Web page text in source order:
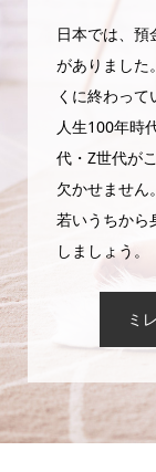
日本では、
がありました
くに終わって
人生100年時
代・Z世代が
欠かせません。
若いうちから
しましょう。
ミ